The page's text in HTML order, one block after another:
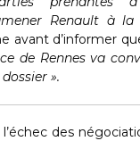
Renault à la
avant d’informer
de Rennes va
».
des